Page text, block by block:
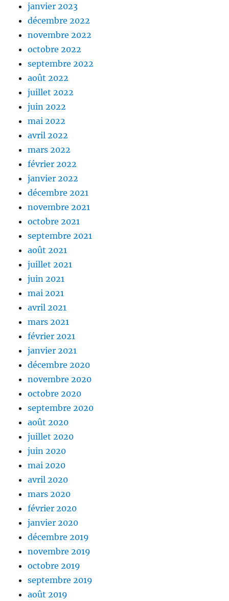
janvier 2023
décembre 2022
novembre 2022
octobre 2022
septembre 2022
août 2022
juillet 2022
juin 2022
mai 2022
avril 2022
mars 2022
février 2022
janvier 2022
décembre 2021
novembre 2021
octobre 2021
septembre 2021
août 2021
juillet 2021
juin 2021
mai 2021
avril 2021
mars 2021
février 2021
janvier 2021
décembre 2020
novembre 2020
octobre 2020
septembre 2020
août 2020
juillet 2020
juin 2020
mai 2020
avril 2020
mars 2020
février 2020
janvier 2020
décembre 2019
novembre 2019
octobre 2019
septembre 2019
août 2019